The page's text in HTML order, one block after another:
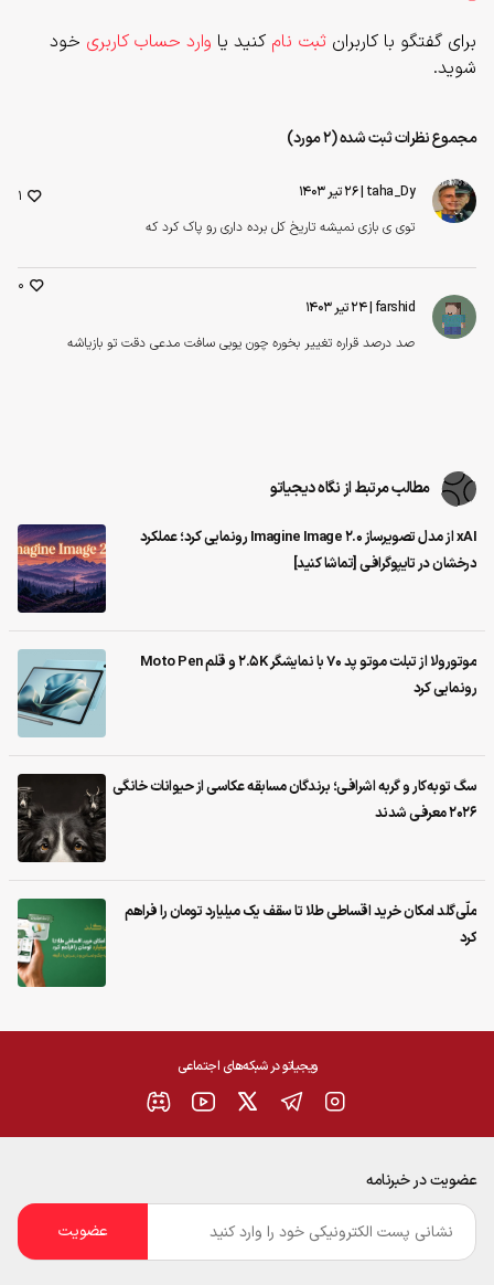
برای گفتگو با کاربران ثبت نام کنید یا وارد حساب کاربری خود
شوید.
مجموع نظرات ثبت شده (2 مورد)
taha_Dy | ۲۶ تیر ۱۴۰۳
توی ی بازی نمیشه تاریخ کل برده داری رو پاک کرد که
1
farshid | ۲۴ تیر ۱۴۰۳
صد درصد قراره تغییر بخوره چون یوبی سافت مدعی دقت تو بازیاشه
0
مطالب مرتبط از نگاه دیجیاتو
xAI از مدل تصویرساز Imagine Image 2.0 رونمایی کرد؛ عملکرد
درخشان در تایپوگرافی [تماشا کنید]
موتورولا از تبلت موتو پد 70 با نمایشگر 2.5K و قلم Moto Pen
رونمایی کرد
سگ توبه‌کار و گربه اشرافی؛ برندگان مسابقه عکاسی از حیوانات خانگی
۲۰۲۶ معرفی شدند
ملّی‌گلد امکان خرید اقساطی طلا تا سقف یک میلیارد تومان را فراهم
کرد
ویجیاتو در شبکه‌های اجتماعی
عضویت در خبرنامه
ایمیل